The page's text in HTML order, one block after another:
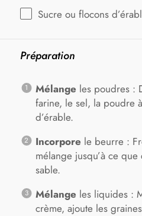
Sucre ou flocons
Préparation
Mélange les poudres :
farine, le sel, la poudre
d’érable.
Incorpore le beurre :
mélange jusqu’à ce
sable.
Mélange les liquides :
crème, ajoute les